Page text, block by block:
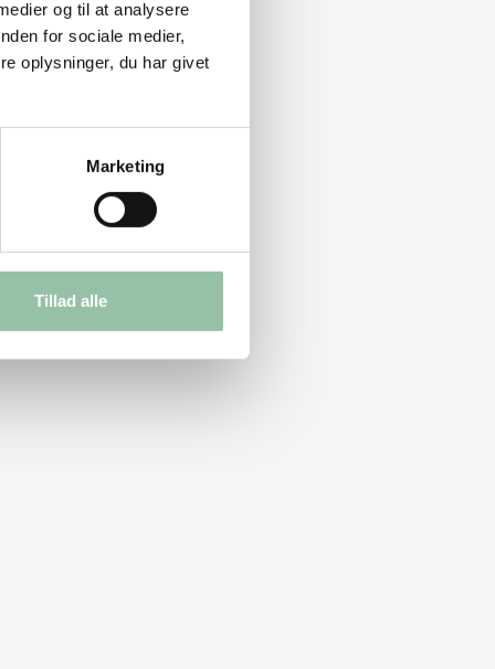
og til at analysere
for sociale medier,
oplysninger, du har givet
Marketing
Tillad alle